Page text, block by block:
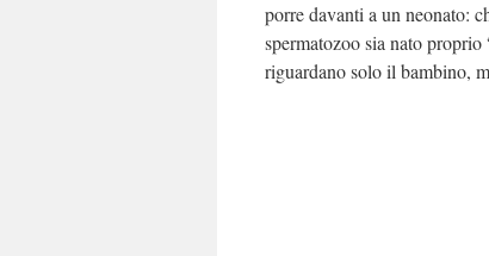
porre davanti a un neonato:
spermatozoo sia nato
riguardano solo il bambino,